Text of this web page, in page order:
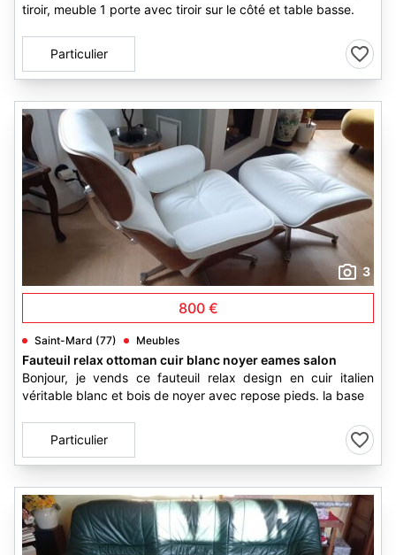
tiroir, meuble 1 porte avec tiroir sur le côté et table basse.
Particulier
3
800 €
Saint-Mard (77) Meubles
Fauteuil relax ottoman cuir blanc noyer eames salon
Bonjour, je vends ce fauteuil relax design en cuir italien
véritable blanc et bois de noyer avec repose pieds. la base
Particulier